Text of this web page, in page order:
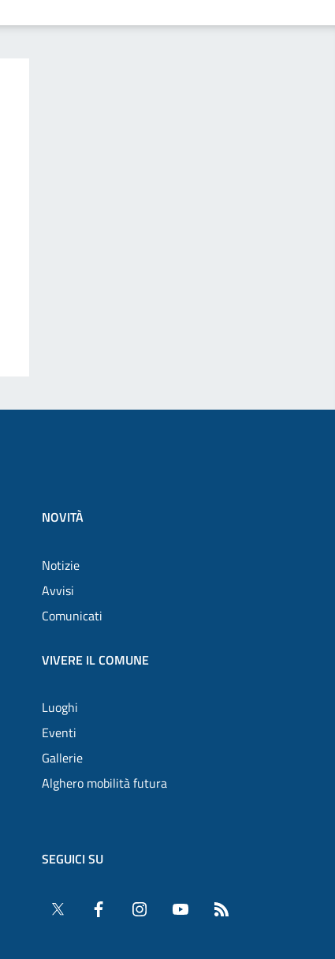
NOVITÀ
Notizie
Avvisi
Comunicati
VIVERE IL COMUNE
Luoghi
Eventi
Gallerie
Alghero mobilità futura
SEGUICI SU
Twitter Facebook InstagramYouTube